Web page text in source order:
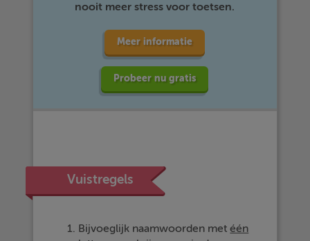
nooit meer stress voor toetsen.
Meer informatie
Probeer nu gratis
Vuistregels
Bijvoeglijk naamwoorden metéén